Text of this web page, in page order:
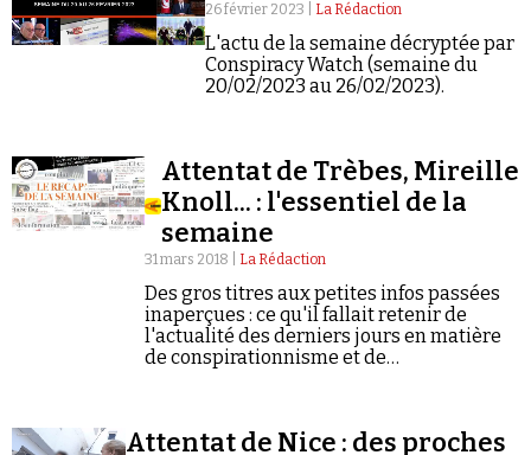
26 février 2023 | La Rédaction
L'actu de la semaine décryptée par
Conspiracy Watch (semaine du
20/02/2023 au 26/02/2023).
Attentat de Trèbes, Mireille
Knoll... : l'essentiel de la
semaine
31 mars 2018 | La Rédaction
Des gros titres aux petites infos passées
inaperçues : ce qu'il fallait retenir de
l'actualité des derniers jours en matière
de conspirationnisme et de
Attentat de Nice : des proches